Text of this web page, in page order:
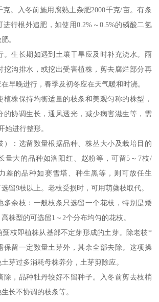
克。入冬前施用腐熟土杂肥2000千克/亩。有条
行根外追肥，如使用0.2%～0.5%的磷酸二氢
。
。生长期如遇到土壤干旱应及时补充浇水。雨
挖沟排水，或挖出受害植株，剪去腐烂部分再
早晚进行，春季及初冬应在天气暖和时浇。
株保持均衡适量的枝条和美观匀称的株型，
的协调生长，通风透光，减少病害滋生等，需
始进行整形。
）：选留数量根据品种、株丛大小及栽培目的
量大的品种如洛阳红、赵粉等，可留5～7枝/
差的品种如赛雪塔、种生黑等，则可放任生
留9枝以上。老枝受损时，可用萌蘖枝取代。
多余枝：一般枝条只选留一个花枝，特别是矮
株型的可选留1～2个分布均匀的花枝。
蘖枝即植株从基部不定芽形成的土芽。除老枝*
保留一定数量土芽外，其余全部去除。这项操
芽过多消耗母株养分，土芽剪除应。
除，品种牡丹较好不留种子。入冬前剪去枝梢
长不协调的枝条等。